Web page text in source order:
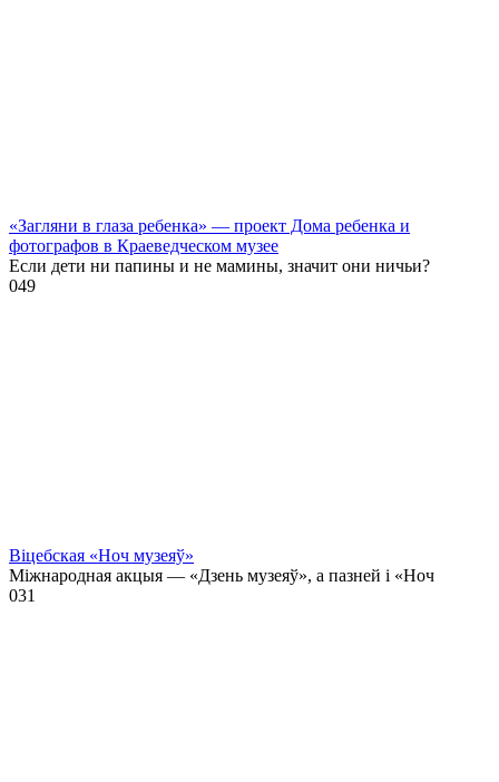
«Загляни в глаза ребенка» — проект Дома ребенка и
фотографов в Краеведческом музее
Если дети ни папины и не мамины, значит они ничьи?
049
Віцебская «Ноч музеяў»
Міжнародная акцыя — «Дзень музеяў», а пазней і «Ноч
031